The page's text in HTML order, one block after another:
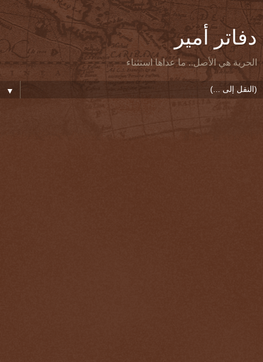
دفاتر أمير
الحرية هي الأصل.. ما عداها استثناء
▼